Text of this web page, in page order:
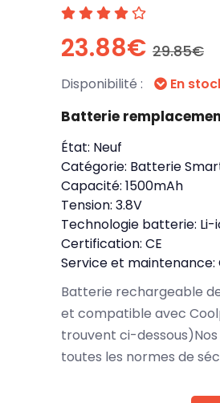
23.88€ 29.85€
Disponibilité : En
Batterie
État: Neuf
Catégorie: Batterie
Capacité: 1500mAh
Tension: 3.8V
Technologie batterie: Li-
Certification: CE
Service et maintenance:
Batterie rechargeable
et compatible avec
trouvent ci-
toutes les normes de